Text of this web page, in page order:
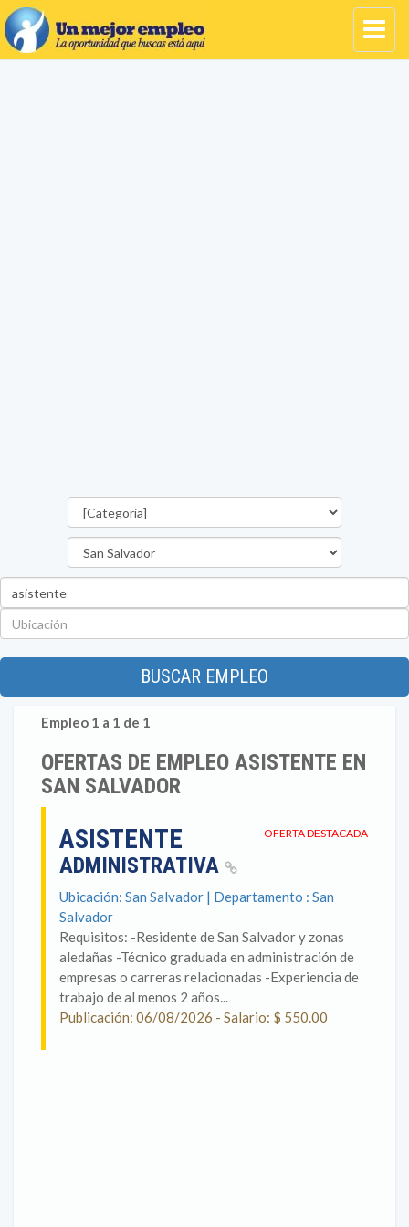
BUSCAR EMPLEO
Empleo 1 a 1 de 1
OFERTAS DE EMPLEO ASISTENTE EN
SAN SALVADOR
OFERTA DESTACADA
ASISTENTE
ADMINISTRATIVA
Ubicación: San Salvador | Departamento : San
Salvador
Requisitos: -Residente de San Salvador y zonas
aledañas -Técnico graduada en administración de
empresas o carreras relacionadas -Experiencia de
trabajo de al menos 2 años...
Publicación: 06/08/2026 - Salario: $ 550.00